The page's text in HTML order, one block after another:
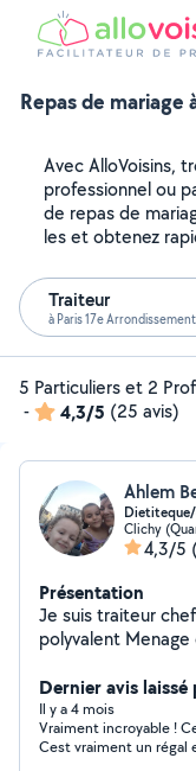
Repas de mariage
Avec AlloVoisins,
professionnel ou
de repas de
les et obtenez
Traiteur
à Paris 17e
5 Particuliers et 2
-
4,3/5 (25 avis)
Ahlem
Clichy
4,3/5
Présentation
Je suis traiteur
polyvalent Menage cuisine Cuisine diététique titulaire
cooking des
conservation sans
fait maison des
enfants a des prix
Dernier avis
Il y a 4 mois
Vraiment incroyable !
Cest vraiment un régal